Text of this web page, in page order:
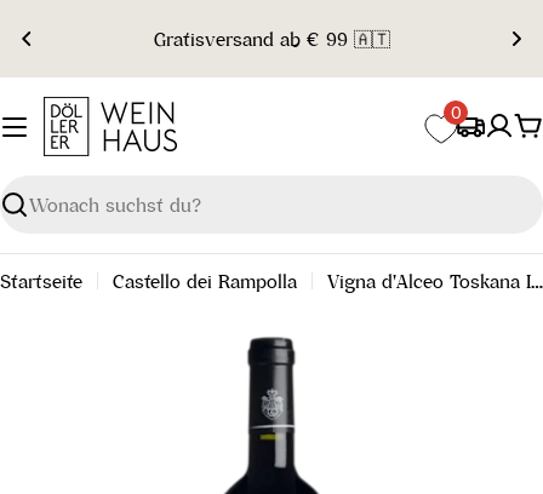
Inhalt
springen
Gratisversand ab € 99 🇦🇹
Suchen
0
Startseite Castello dei Rampolla Vigna d'Alceo Toskana IGT 2017